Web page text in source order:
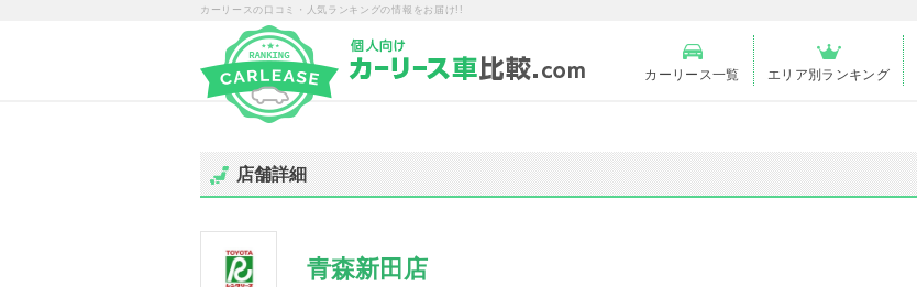
カーリースの口コミ・人気ランキングの情報をお届け!!
カーリース一覧 エリア別ランキング
店舗詳細
青森新田店